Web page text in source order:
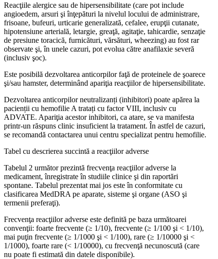
Reacţiile alergice sau de hipersensibilitate (care pot include
angioedem, arsuri şi înţepături la nivelul locului de administrare,
frisoane, bufeuri, urticarie generalizată, cefalee, erupţii cutanate,
hipotensiune arterială, letargie, greaţă, agitaţie, tahicardie, senzaţie
de presiune toracică, furnicături, vărsături, wheezing) au fost rar
observate şi, în unele cazuri, pot evolua către anafilaxie severă
(inclusiv şoc).
Este posibilă dezvoltarea anticorpilor faţă de proteinele de şoarece
şi/sau hamster, determinând apariţia reacţiilor de hipersensibilitate.
Dezvoltarea anticorpilor neutralizanți (inhibitori) poate apărea la
pacienții cu hemofilie A tratați cu factor VIII, inclusiv cu
ADVATE. Apariţia acestor inhibitori, ca atare, se va manifesta
printr-un răspuns clinic insuficient la tratament. În astfel de cazuri,
se recomandă contactarea unui centru specializat pentru hemofilie.
Tabel cu descrierea succintă a reacţiilor adverse
Tabelul 2 următor prezintă frecvenţa reacţiilor adverse la
medicament, înregistrate în studiile clinice şi din raportări
spontane. Tabelul prezentat mai jos este în conformitate cu
clasificarea MedDRA pe aparate, sisteme şi organe (ASO şi
termenii preferaţi).
Frecvenţa reacţiilor adverse este definită pe baza următoarei
convenţii: foarte frecvente (≥ 1/10), frecvente (≥ 1/100 şi < 1/10),
mai puţin frecvente (≥ 1/1000 şi < 1/100), rare (≥ 1/10000 şi <
1/1000), foarte rare (< 1/10000), cu frecvenţă necunoscută (care
nu poate fi estimată din datele disponibile).